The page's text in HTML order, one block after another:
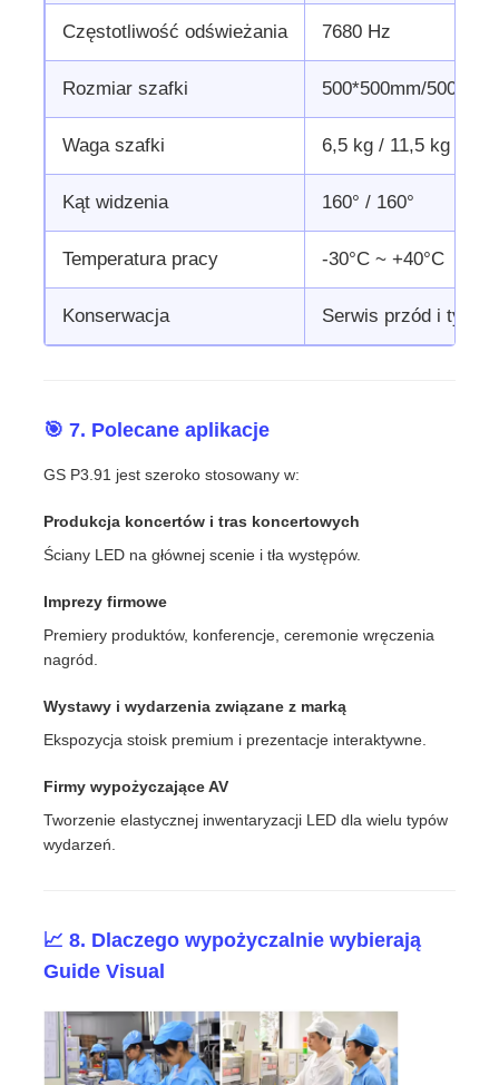
Częstotliwość odświeżania 7680 Hz
Rozmiar szafki 500*500mm/
Waga szafki 6,5 kg / 11,5 kg
Kąt widzenia 160° / 160°
Temperatura pracy -30°C ~ +40°C
Konserwacja Serwis przód i tył
🎯 7. Polecane aplikacje
GS P3.91 jest szeroko stosowany w:
Produkcja koncertów i tras koncertowych
Ściany LED na głównej scenie i tła występów.
Imprezy firmowe
Premiery produktów, konferencje, ceremonie wręczenia
nagród.
Wystawy i wydarzenia związane z marką
Ekspozycja stoisk premium i prezentacje interaktywne.
Firmy wypożyczające AV
Tworzenie elastycznej inwentaryzacji LED dla wielu typów
wydarzeń.
📈 8. Dlaczego wypożyczalnie wybierają
Guide Visual